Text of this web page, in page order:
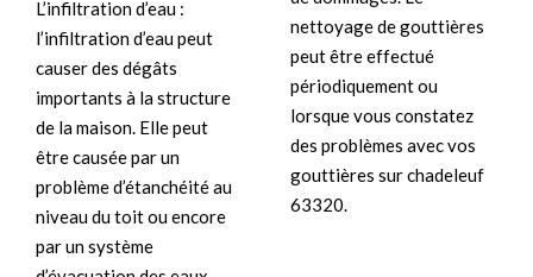
L’infiltration d’eau :
l’infiltration d’eau peut
causer des dégâts
importants à la structure
de la maison. Elle peut
être causée par un
problème d’étanchéité au
niveau du toit ou encore
par un système
nettoyage de gouttières
peut être effectué
périodiquement ou
lorsque vous constatez
des problèmes avec vos
gouttières sur chadeleuf
63320.